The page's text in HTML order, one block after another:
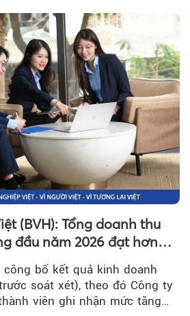
(BVH): Tổng doanh thu
đầu năm 2026 đạt hơn
công bố kết quả kinh doanh
soát xét), theo đó Công ty
viên ghi nhận mức tăng